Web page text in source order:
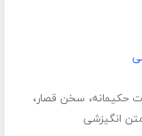
حکیمانه، سخن قصار،
انگیزشی